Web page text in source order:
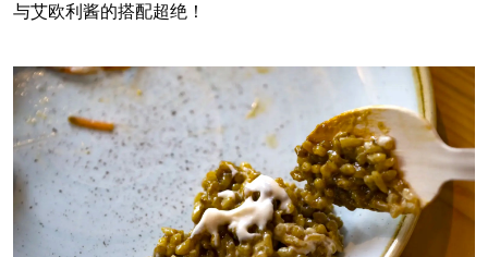
与艾欧利酱的搭配超绝！